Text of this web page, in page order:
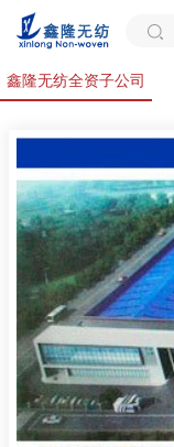
鑫隆无纺全资子公司